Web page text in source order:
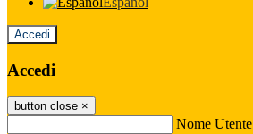
Accedi
Accedi
button close ×
Nome Utente